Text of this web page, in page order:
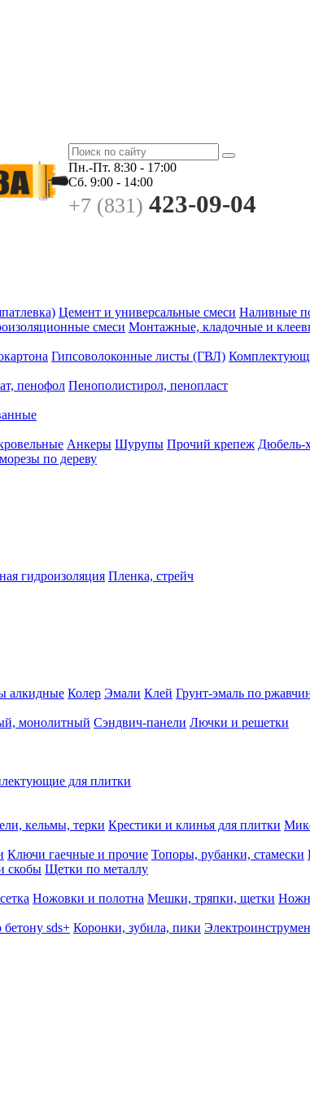
Пн.-Пт. 8:30 - 17:00
Сб. 9:00 - 14:00
+7 (831) 423-09-04
Цемент и универсальные смеси Наливные
смеси Монтажные, кладочные и
Гипсоволоконные листы (ГВЛ)
пенофол Пенополистирол, пенопласт
Анкеры Шурупы Прочий крепеж Дюбель-
по дереву
гидроизоляция Пленка, стрейч
алкидные Колер Эмали Клей Грунт-эмаль по
монолитный Сэндвич-панели Лючки и решетки
для плитки
кельмы, терки Крестики и клинья для плитки
Ключи гаечные и прочие Топоры, рубанки, стамески
скобы Щетки по металлу
Ножовки и полотна Мешки, тряпки, щетки
sds+ Коронки, зубила, пики